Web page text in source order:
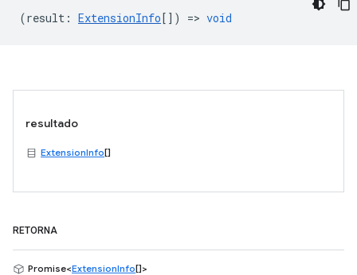
(result : ExtensionInfo[]) => void
resultado
ExtensionInfo[]
RETORNA
Promise<ExtensionInfo[]>